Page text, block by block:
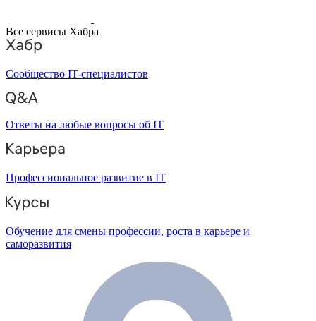
Все сервисы Хабра
Сообщество IT-специалистов
Ответы на любые вопросы об IT
Профессиональное развитие в IT
Обучение для смены профессии, роста в карьере и
саморазвития